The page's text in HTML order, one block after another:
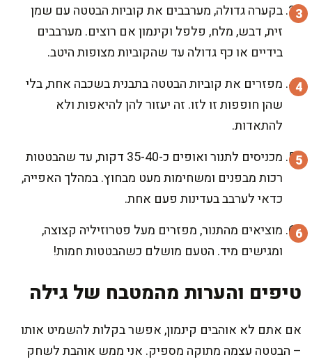
בקערה גדולה, מערבבים את קוביות הבטטה עם שמן
זית, דבש, מלח, פלפל וקינמון אם רוצים. מערבבים
בידיים או כף גדולה עד שהקוביות מצופות היטב.
מפזרים את קוביות הבטטה בתבנית בשכבה אחת, בלי
שהן חופפות זו לזו. זה יעזור להן להיאפות ולא
להתאדות.
מכניסים לתנור ואופים כ-35-40 דקות, עד שהבטטות
רכות מבפנים ומשחימות מעט מבחוץ. במהלך האפייה,
כדאי לערבב בעדינות פעם אחת.
מוציאים מהתנור, מפזרים מעל פטרוזיליה קצוצה,
ומגישים מיד. הטעם מושלם כשהבטטות חמות!
טיפים והערות מהמטבח של גילה
אם אתם לא אוהבים קינמון, אפשר בקלות להשמיט אותו
– הבטטה עצמה מתוקה מספיק. אני ממש אוהבת לשחק